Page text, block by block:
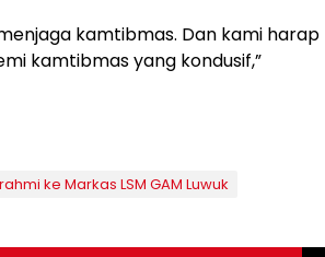
kamtibmas. Dan kami harap
kamtibmas yang kondusif,”
ke Markas LSM GAM Luwuk